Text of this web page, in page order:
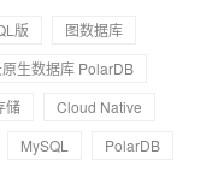
版
图数据库
生数据库 PolarDB
储
Cloud Native
MySQL
PolarDB